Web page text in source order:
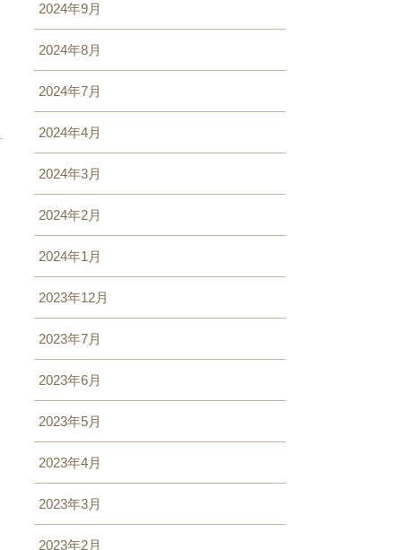
2024年9月
2024年8月
2024年7月
2024年4月
2024年3月
2024年2月
2024年1月
2023年12月
2023年7月
2023年6月
2023年5月
2023年4月
2023年3月
2023年2月